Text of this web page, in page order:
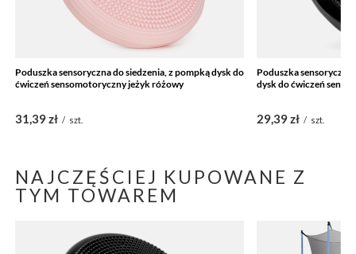
Poduszka sensoryczna do siedzenia, z pompką dysk do
ćwiczeń sensomotoryczny jeżyk różowy
31,39 zł / szt.
Poduszka
dysk do ćwiczeń
29,39 zł / szt.
NAJCZĘŚCIEJ KUPOWANE Z
TYM TOWAREM